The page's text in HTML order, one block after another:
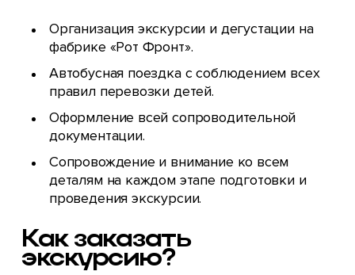
Организация экскурсии и дегустации на
фабрике «Рот Фронт».
Автобусная поездка с соблюдением всех
правил перевозки детей.
Оформление всей сопроводительной
документации.
Сопровождение и внимание ко всем
деталям на каждом этапе подготовки и
проведения экскурсии.
Как заказать
экскурсию?